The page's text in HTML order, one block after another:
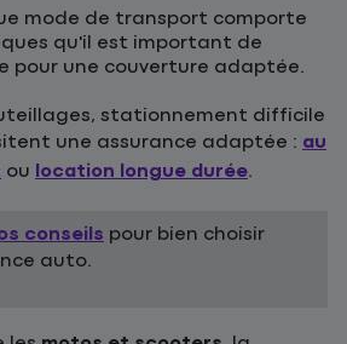
mode de transport comporte
qu'il est important de
pour une couverture adaptée.
stationnement difficile
une assurance adaptée : au
ou location longue durée.
conseils pour bien choisir
auto.